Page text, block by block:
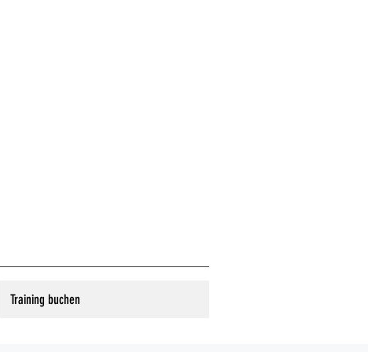
Training buchen